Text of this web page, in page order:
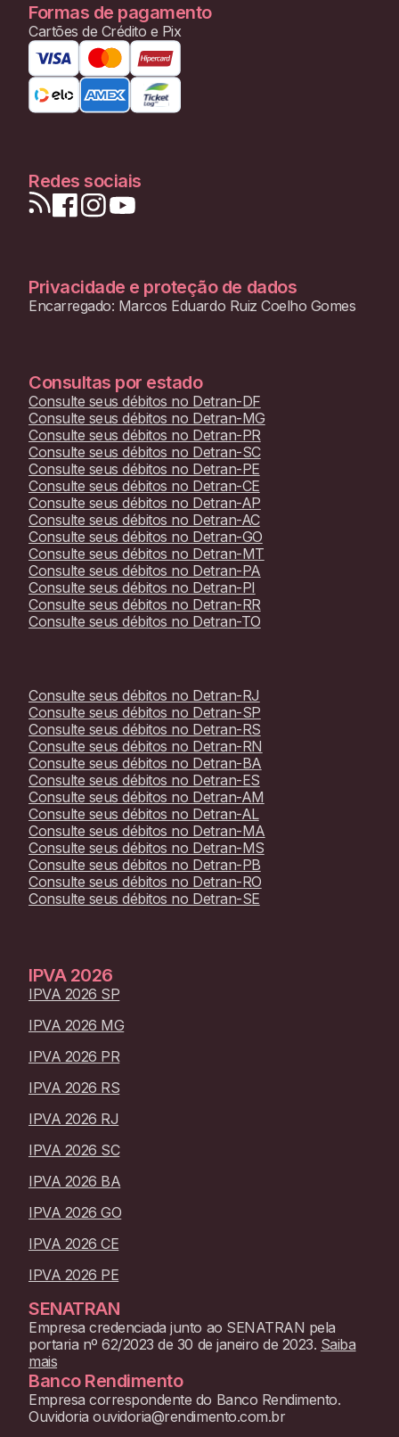
Formas de pagamento
Cartões de Crédito e Pix
Redes sociais
Privacidade e proteção de dados
Encarregado: Marcos Eduardo Ruiz Coelho Gomes
Consultas por estado
Consulte seus débitos no Detran-DF
Consulte seus débitos no Detran-MG
Consulte seus débitos no Detran-PR
Consulte seus débitos no Detran-SC
Consulte seus débitos no Detran-PE
Consulte seus débitos no Detran-CE
Consulte seus débitos no Detran-AP
Consulte seus débitos no Detran-AC
Consulte seus débitos no Detran-GO
Consulte seus débitos no Detran-MT
Consulte seus débitos no Detran-PA
Consulte seus débitos no Detran-PI
Consulte seus débitos no Detran-RR
Consulte seus débitos no Detran-TO
Consulte seus débitos no Detran-RJ
Consulte seus débitos no Detran-SP
Consulte seus débitos no Detran-RS
Consulte seus débitos no Detran-RN
Consulte seus débitos no Detran-BA
Consulte seus débitos no Detran-ES
Consulte seus débitos no Detran-AM
Consulte seus débitos no Detran-AL
Consulte seus débitos no Detran-MA
Consulte seus débitos no Detran-MS
Consulte seus débitos no Detran-PB
Consulte seus débitos no Detran-RO
Consulte seus débitos no Detran-SE
IPVA 2026
IPVA 2026 SP
IPVA 2026 MG
IPVA 2026 PR
IPVA 2026 RS
IPVA 2026 RJ
IPVA 2026 SC
IPVA 2026 BA
IPVA 2026 GO
IPVA 2026 CE
IPVA 2026 PE
SENATRAN
Empresa credenciada junto ao SENATRAN pela
portaria nº 62/2023 de 30 de janeiro de 2023. Saiba
mais
Banco Rendimento
Empresa correspondente do Banco Rendimento.
Ouvidoria ouvidoria@rendimento.com.br